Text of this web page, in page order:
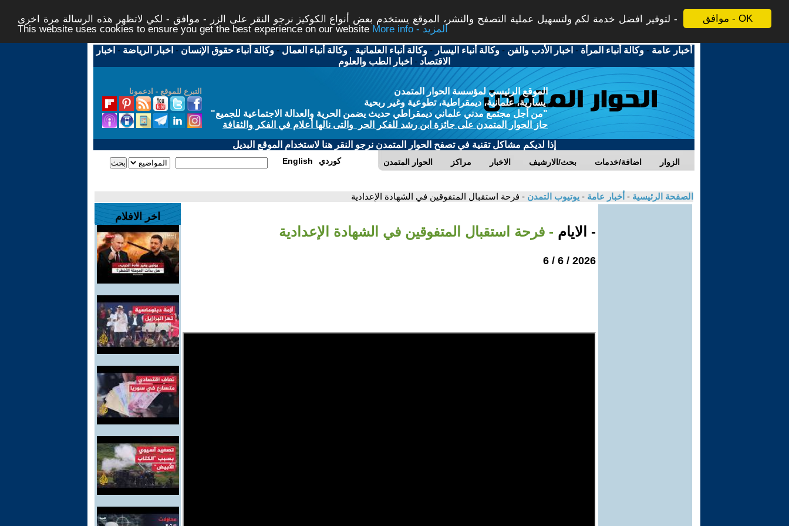
موافق - OK
لتوفير افضل خدمة لكم ولتسهيل عملية التصفح والنشر، الموقع يستخدم بعض أنواع الكوكيز نرجو النقر على الزر - موافق - لكي لاتظهر هذه الرسالة مرة اخرى -
This website uses cookies to ensure you get the best experience on our website
More info - المزيد
أخبار عامة -وكالة أنباء المرأة - اخبار الأدب والفن -وكالة أنباء اليسار -وكالة أنباء العلمانية -وكالة أنباء العمال -وكالة أنباء حقوق الإنسان - اخبار الرياضة - اخبار
الاقتصاد - اخبار الطب والعلوم
التبرع للموقع - ادعمونا
الموقع الرئيسي لمؤسسة الحوار المتمدن
يسارية، علمانية، ديمقراطية، تطوعية وغير ربحية
"من أجل مجتمع مدني علماني ديمقراطي حديث يضمن الحرية والعدالة الاجتماعية للجميع"
حاز الحوار المتمدن على جائزة ابن رشد للفكر الحر والتى نالها أعلام في الفكر والثقافة
إذا لديكم مشاكل تقنية في تصفح الحوار المتمدن نرجو النقر هنا لاستخدام الموقع البديل
الحوار المتمدن مراكز الاخبار بحث/الارشيف اضافة/خدمات الزوار English كوردي
الصفحة الرئيسية - أخبار عامة - يوتيوب التمدن - فرحة استقبال المتفوقين في الشهادة الإعدادية
- الايام - فرحة استقبال المتفوقين في الشهادة الإعدادية
2026 / 6 / 6
اخر الافلام